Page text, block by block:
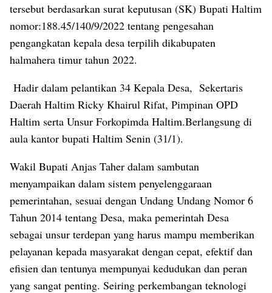
tersebut berdasarkan surat keputusan (SK) Bupati Haltim
nomor:188.45/140/9/2022 tentang pengesahan
pengangkatan kepala desa terpilih dikabupaten
halmahera timur tahun 2022.
Hadir dalam pelantikan 34 Kepala Desa, Sekertaris
Daerah Haltim Ricky Khairul Rifat, Pimpinan OPD
Haltim serta Unsur Forkopimda Haltim.Berlangsung di
aula kantor bupati Haltim Senin (31/1).
Wakil Bupati Anjas Taher dalam sambutan
menyampaikan dalam sistem penyelenggaraan
pemerintahan, sesuai dengan Undang Undang Nomor 6
Tahun 2014 tentang Desa, maka pemerintah Desa
sebagai unsur terdepan yang harus mampu memberikan
pelayanan kepada masyarakat dengan cepat, efektif dan
efisien dan tentunya mempunyai kedudukan dan peran
yang sangat penting. Seiring perkembangan teknologi